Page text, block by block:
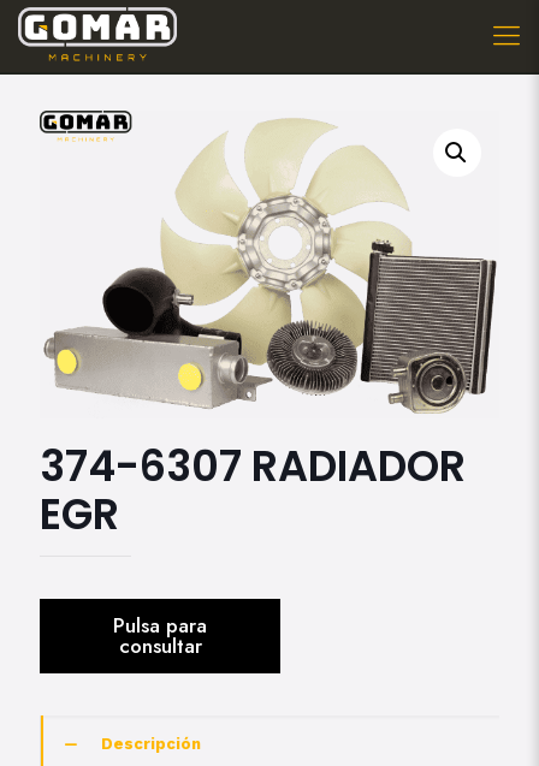
374-6307 RADIADOR
EGR
Descripción